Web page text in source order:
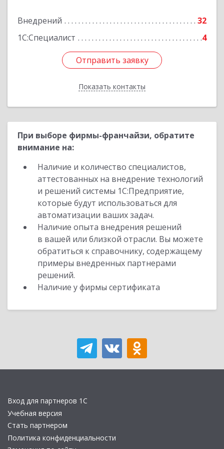
Внедрений
32
1С:Специалист
4
Отправить заявку
Показать контакты
Отправить заявку
Назад
При выборе фирмы-франчайзи, обратите
внимание на:
Наличие и количество специалистов,
аттестованных на внедрение технологий
и решений системы 1С:Предприятие,
которые будут использоваться для
автоматизации ваших задач.
Наличие опыта внедрения решений
в вашей или близкой отрасли. Вы можете
обратиться к справочнику, содержащему
примеры внедренных партнерами
решений.
Наличие у фирмы сертификата
Вход для партнеров 1С
Учебная версия
Стать партнером
Политика конфиденциальности